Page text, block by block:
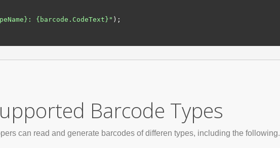
: {barcode.CodeText} " );
Barcode Types
can read and generate barcodes of differen types, including the following.